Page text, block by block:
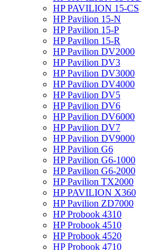
HP PAVILION 15-CS
HP Pavilion 15-N
HP Pavilion 15-P
HP Pavilion 15-R
HP Pavilion DV2000
HP Pavilion DV3
HP Pavilion DV3000
HP Pavilion DV4000
HP Pavilion DV5
HP Pavilion DV6
HP Pavilion DV6000
HP Pavilion DV7
HP Pavilion DV9000
HP Pavilion G6
HP Pavilion G6-1000
HP Pavilion G6-2000
HP Pavilion TX2000
HP PAVILION X360
HP Pavilion ZD7000
HP Probook 4310
HP Probook 4510
HP Probook 4520
HP Probook 4710